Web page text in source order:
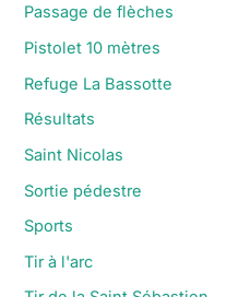
Passage de flèches
Pistolet 10 mètres
Refuge La Bassotte
Résultats
Saint Nicolas
Sortie pédestre
Sports
Tir à l'arc